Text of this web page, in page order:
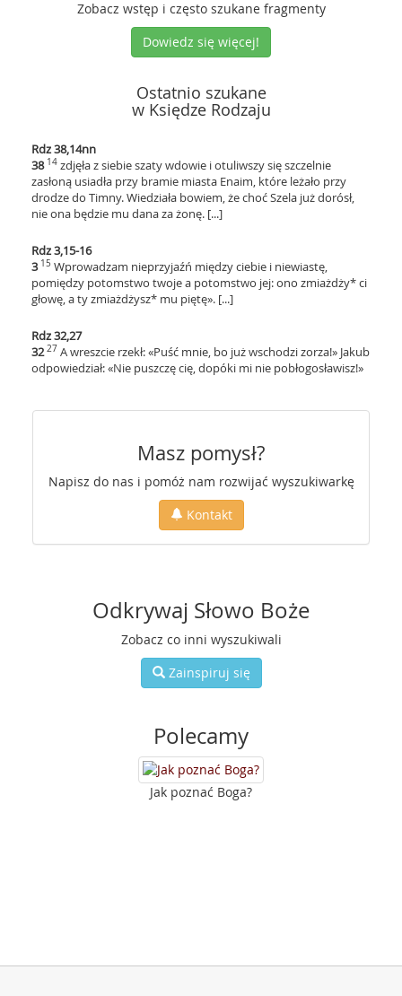
Zobacz wstęp i często szukane fragmenty
Dowiedz się więcej!
Ostatnio szukane
w Księdze Rodzaju
Rdz 38,14nn
38 14 zdjęła z siebie szaty wdowie i otuliwszy się szczelnie
zasłoną usiadła przy bramie miasta Enaim, które leżało przy
drodze do Timny. Wiedziała bowiem, że choć Szela już dorósł,
nie ona będzie mu dana za żonę. [...]
Rdz 3,15-16
3 15 Wprowadzam nieprzyjaźń między ciebie i niewiastę,
pomiędzy potomstwo twoje a potomstwo jej: ono zmiażdży* ci
głowę, a ty zmiażdżysz* mu piętę». [...]
Rdz 32,27
32 27 A wreszcie rzekł: «Puść mnie, bo już wschodzi zorza!» Jakub
odpowiedział: «Nie puszczę cię, dopóki mi nie pobłogosławisz!»
Masz pomysł?
Napisz do nas i pomóż nam rozwijać wyszukiwarkę
Kontakt
Odkrywaj Słowo Boże
Zobacz co inni wyszukiwali
Zainspiruj się
Polecamy
Jak poznać Boga?